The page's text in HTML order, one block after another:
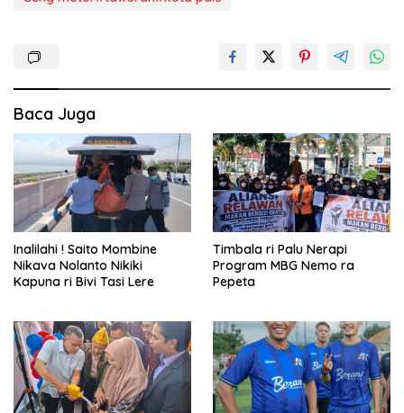
Baca Juga
Inalilahi ! Saito Mombine
Nikava Nolanto Nikiki
Kapuna ri Bivi Tasi Lere
Timbala ri Palu Nerapi
Program MBG Nemo ra
Pepeta